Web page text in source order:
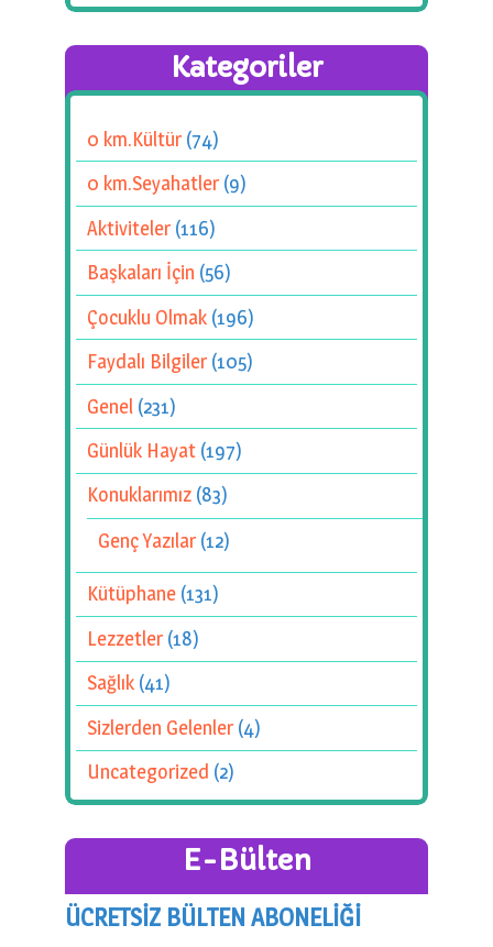
Kategoriler
0 km.Kültür(74)
0 km.Seyahatler(9)
Aktiviteler(116)
Başkaları İçin (56)
Çocuklu Olmak (196)
Faydalı Bilgiler(105)
Genel (231)
Günlük Hayat (197)
Konuklarımız (83)
Genç Yazılar(12)
Kütüphane (131)
Lezzetler(18)
Sağlık (41)
Sizlerden Gelenler(4)
Uncategorized (2)
E-Bülten
ÜCRETSİZ BÜLTEN ABONELİĞİ